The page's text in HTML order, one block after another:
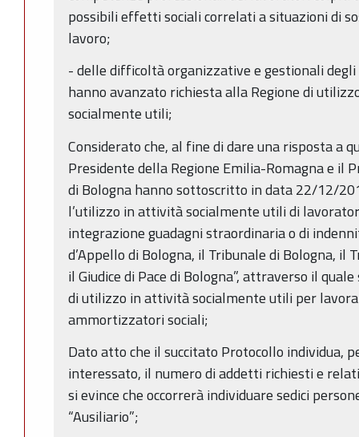
possibili effetti sociali correlati a situazioni di
lavoro;
- delle difficoltà organizzative e gestionali
hanno avanzato richiesta alla Regione di
socialmente utili;
Considerato che, al fine di dare una risposta a
Presidente della Regione Emilia-Romagna e il
di Bologna hanno sottoscritto in data 22/12/
l’utilizzo in attività socialmente utili di
integrazione guadagni straordinaria o di
d’Appello di Bologna, il Tribunale di Bologna, il
il Giudice di Pace di Bologna”, attraverso il
di utilizzo in attività socialmente utili per
ammortizzatori sociali;
Dato atto che il succitato Protocollo individua,
interessato, il numero di addetti richiesti e
si evince che occorrerà individuare sedici
“Ausiliario”;